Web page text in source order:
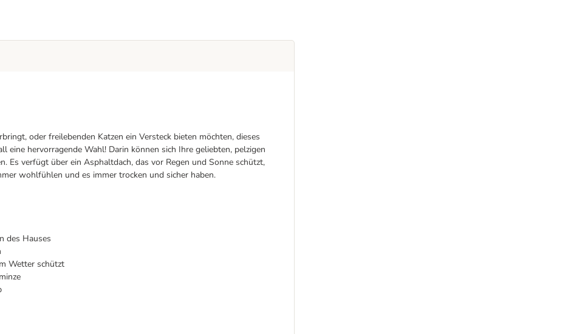
oder freilebenden Katzen ein Versteck bieten möchten, dieses
hervorragende Wahl! Darin können sich Ihre geliebten, pelzigen
Es verfügt über ein Asphaltdach, das vor Regen und Sonne schützt,
wohlfühlen und es immer trocken und sicher haben.
des Hauses
Wetter schützt